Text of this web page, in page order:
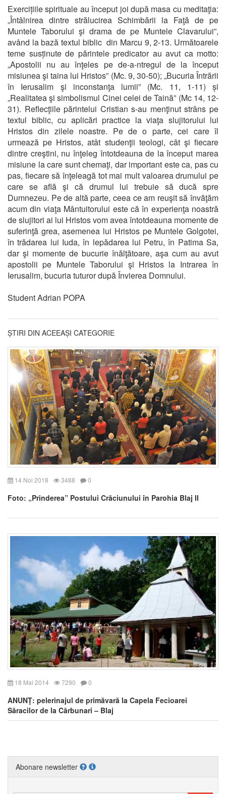
Exercițiile spirituale au început joi după masa cu meditaţia:
„Întâlnirea dintre strălucirea Schimbării la Faţă de pe
Muntele Taborului şi drama de pe Muntele Clavarului”,
având la bază textul biblic din Marcu 9, 2-13. Următoarele
teme susținute de părintele predicator au avut ca motto:
„Apostolii nu au înţeles pe de-a-ntregul de la început
misiunea şi taina lui Hristos” (Mc. 9, 30-50); „Bucuria Întrării
în Ierusalim şi inconstanţa lumii” (Mc. 11, 1-11) și
„Realitatea şi simbolismul Cinei celei de Taină” (Mc 14, 12-
31). Reflecţiile părintelui Cristian s-au menţinut strâns pe
textul biblic, cu aplicări practice la viaţa slujitorului lui
Hristos din zilele noastre. Pe de o parte, cei care îl
urmează pe Hristos, atât studenţii teologi, cât şi fiecare
dintre creştini, nu înţeleg întotdeauna de la început marea
misiune la care sunt chemaţi, dar important este ca, pas cu
pas, fiecare să înţeleagă tot mai mult valoarea drumului pe
care se află şi că drumul lui trebuie să ducă spre
Dumnezeu. Pe de altă parte, ceea ce am reuşit să învăţăm
acum din viaţa Mântuitorului este că în experienţa noastră
de slujitori ai lui Hristos vom avea întotdeauna momente de
suferinţă grea, asemenea lui Hristos pe Muntele Golgotei,
în trădarea lui Iuda, în lepădarea lui Petru, în Patima Sa,
dar şi momente de bucurie înălţătoare, aşa cum au avut
apostolii pe Muntele Taborului şi Hristos la Intrarea în
Ierusalim, bucuria tuturor după Învierea Domnului.
Student Adrian POPA
ȘTIRI DIN ACEEAȘI CATEGORIE
14 Noi 2018 3488 0
Foto: „Prinderea” Postului Crăciunului în Parohia Blaj II
18 Mai 2014 7290 0
ANUNŢ: pelerinajul de primăvară la Capela Fecioarei
Săracilor de la Cărbunari – Blaj
Abonare newsletter